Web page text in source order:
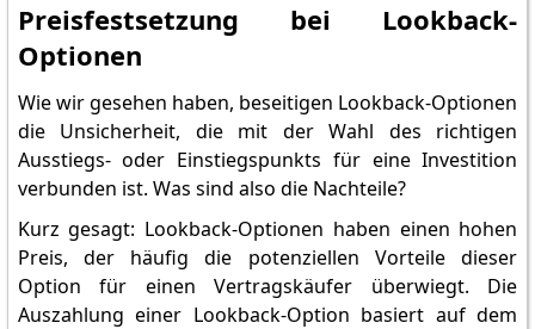
Preisfestsetzung bei Lookback-
Optionen
Wie wir gesehen haben, beseitigen Lookback-Optionen
die Unsicherheit, die mit der Wahl des richtigen
Ausstiegs- oder Einstiegspunkts für eine Investition
verbunden ist. Was sind also die Nachteile?
Kurz gesagt: Lookback-Optionen haben einen hohen
Preis, der häufig die potenziellen Vorteile dieser
Option für einen Vertragskäufer überwiegt. Die
Auszahlung einer Lookback-Option basiert auf dem